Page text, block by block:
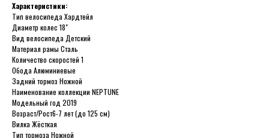
Характеристики:
Тип велосипеда Хардтейл
Диаметр колес 18"
Вид велосипеда Детский
Материал рамы Сталь
Количество скоростей 1
Обода Алюминиевые
Задний тормоз Ножной
Наименование коллекции NEPTUNE
Модельный год 2019
Возраст/Рост6-7 лет (до 125 см)
Вилка Жёсткая
Тип тормоза Ножной